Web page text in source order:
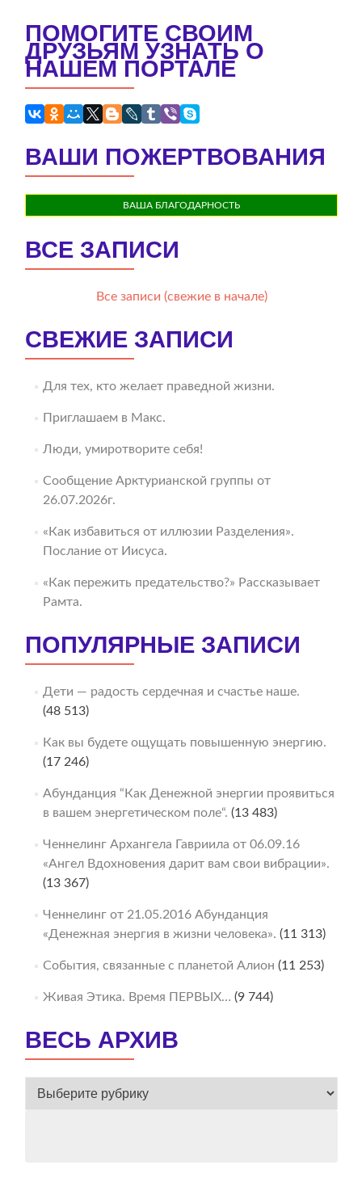
ПОМОГИТЕ СВОИМ
ДРУЗЬЯМ УЗНАТЬ О
НАШЕМ ПОРТАЛЕ
ВАШИ ПОЖЕРТВОВАНИЯ
ВАША БЛАГОДАРНОСТЬ
ВСЕ ЗАПИСИ
Все записи (свежие в начале)
СВЕЖИЕ ЗАПИСИ
Для тех, кто желает праведной жизни.
Приглашаем в Макс.
Люди, умиротворите себя!
Сообщение Арктурианской группы от
26.07.2026г.
«Как избавиться от иллюзии Разделения».
Послание от Иисуса.
«Как пережить предательство?» Рассказывает
Рамта.
ПОПУЛЯРНЫЕ ЗАПИСИ
Дети — радость сердечная и счастье наше.
(48 513)
Как вы будете ощущать повышенную энергию.
(17 246)
Абунданция “Как Денежной энергии проявиться
в вашем энергетическом поле“. (13 483)
Ченнелинг Архангела Гавриила от 06.09.16
«Ангел Вдохновения дарит вам свои вибрации».
(13 367)
Ченнелинг от 21.05.2016 Абунданция
«Денежная энергия в жизни человека». (11 313)
События, связанные с планетой Алион (11 253)
Живая Этика. Время ПЕРВЫХ… (9 744)
ВЕСЬ АРХИВ
ВЕСЬ